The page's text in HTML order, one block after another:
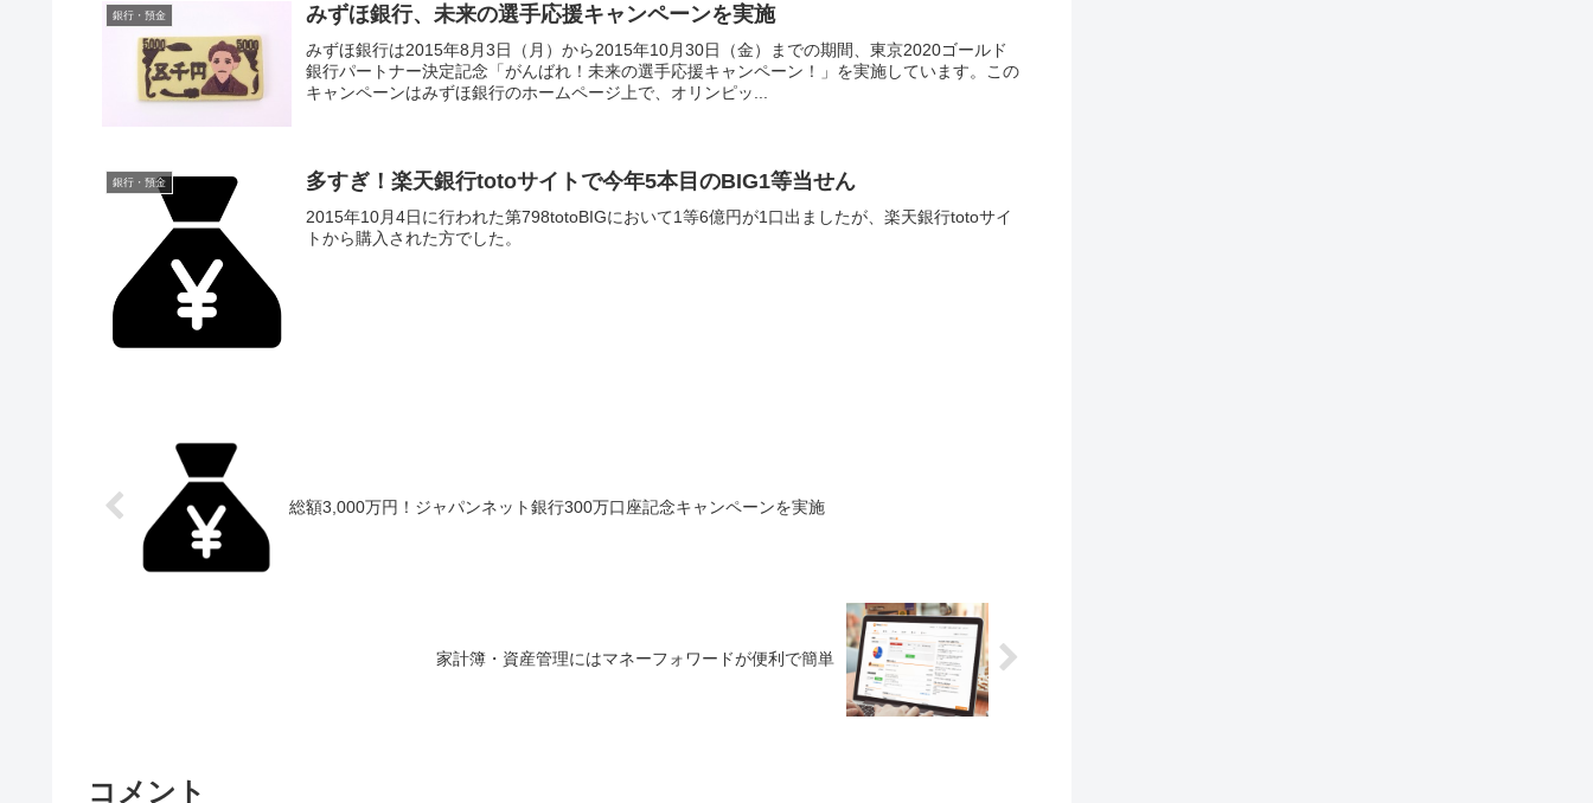
銀行・預金 みずほ銀行、未来の選手応援キャンペーンを実施
みずほ銀行は2015年8月3日（月）から2015年10月30日（金）までの期間、東京2020ゴールド
銀行パートナー決定記念「がんばれ！未来の選手応援キャンペーン！」を実施しています。この
キャンペーンはみずほ銀行のホームページ上で、オリンピッ...
銀行・預金 多すぎ！楽天銀行totoサイトで今年5本目のBIG1等当せん
2015年10月4日に行われた第798totoBIGにおいて1等6億円が1口出ましたが、楽天銀行totoサイ
トから購入された方でした。
総額3,000万円！ジャパンネット銀行300万口座記念キャンペーンを実施
家計簿・資産管理にはマネーフォワードが便利で簡単
コメント